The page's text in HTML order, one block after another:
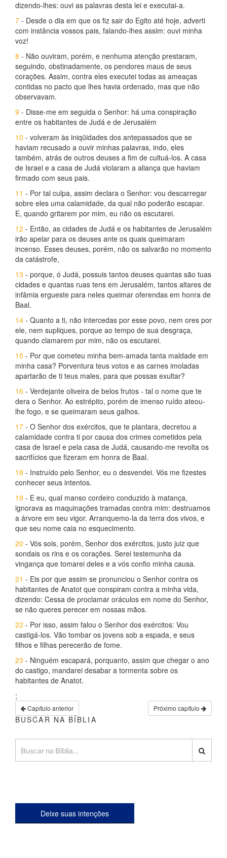
dizendo-lhes: ouvi as palavras desta lei e executai-a.
7 - Desde o dia em que os fiz sair do Egito até hoje, adverti
com instância vossos pais, falando-lhes assim: ouvi minha
voz!
8 - Não ouviram, porém, e nenhuma atenção prestaram,
seguindo, obstinadamente, os pendores maus de seus
corações. Assim, contra eles executei todas as ameaças
contidas no pacto que lhes havia ordenado, mas que não
observavam.
9 - Disse-me em seguida o Senhor: há uma conspiração
entre os habitantes de Judá e de Jerusalém
10 - volveram às iniqüidades dos antepassados que se
haviam recusado a ouvir minhas palavras, indo, eles
também, atrás de outros deuses a fim de cultuá-los. A casa
de Israel e a casa de Judá violaram a aliança que haviam
firmado com seus pais.
11 - Por tal culpa, assim declara o Senhor: vou descarregar
sobre eles uma calamidade, da qual não poderão escapar.
E, quando gritarem por mim, eu não os escutarei.
12 - Então, as cidades de Judá e os habitantes de Jerusalém
irão apelar para os deuses ante os quais queimaram
incenso. Esses deuses, porém, não os salvarão no momento
da catástrofe,
13 - porque, ó Judá, possuis tantos deuses quantas são tuas
cidades e quantas ruas tens em Jerusalém, tantos altares de
infâmia ergueste para neles queimar oferendas em honra de
Baal.
14 - Quanto a ti, não intercedas por esse povo, nem ores por
ele, nem supliques, porque ao tempo de sua desgraça,
quando clamarem por mim, não os escutarei.
15 - Por que cometeu minha bem-amada tanta maldade em
minha casa? Porventura teus votos e as carnes imoladas
apartarão de ti teus males, para que possas exultar?
16 - Verdejante oliveira de belos frutos - tal o nome que te
dera o Senhor. Ao estrépito, porém de imenso ruído ateou-
lhe fogo, e se queimaram seus galhos.
17 - O Senhor dos exércitos, que te plantara, decretou a
calamidade contra ti por causa dos crimes cometidos pela
casa de Israel e pela casa de Judá, causando-me revolta os
sacrifícios que fizeram em honra de Baal.
18 - Instruído pelo Senhor, eu o desvendei. Vós me fizestes
conhecer seus intentos.
19 - E eu, qual manso cordeiro conduzido à matança,
ignorava as maquinações tramadas contra mim: destruamos
a árvore em seu vigor. Arranquemo-la da terra dos vivos, e
que seu nome caia no esquecimento.
20 - Vós sois, porém, Senhor dos exércitos, justo juiz que
sondais os rins e os corações. Serei testemunha da
vingança que tomarei deles e a vós confio minha causa.
21 - Eis por que assim se pronunciou o Senhor contra os
habitantes de Anatot que conspiram contra a minha vida,
dizendo: Cessa de proclamar oráculos em nome do Senhor,
se não queres perecer em nossas mãos.
22 - Por isso, assim falou o Senhor dos exércitos: Vou
castigá-los. Vão tombar os jovens sob a espada, e seus
filhos e filhas perecerão de fome.
23 - Ninguém escapará, porquanto, assim que chegar o ano
do castigo, mandarei desabar a tormenta sobre os
habitantes de Anatot.
;
Capítulo anterior Próximo capítulo
BUSCAR NA BÍBLIA
Deixe suas intenções